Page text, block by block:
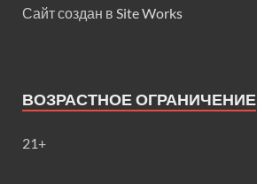
Сайт создан в Site Works
ВОЗРАСТНОЕ ОГРАНИЧЕНИЕ
21+